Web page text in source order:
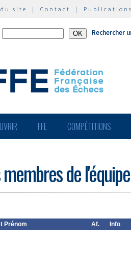
site | Contact | Publications
Rechercher
FFE COMPÉTITIONS
de
Prénom Af. Info